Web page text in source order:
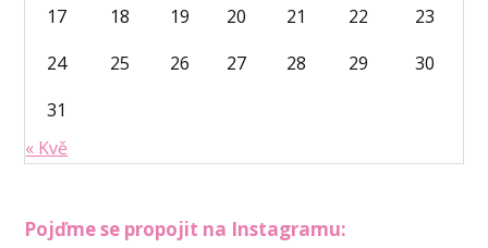
17
18 19 20 21 22
23
24
25 26 27 28 29
30
31
« Kvě
Pojďme se propojit na Instagramu: